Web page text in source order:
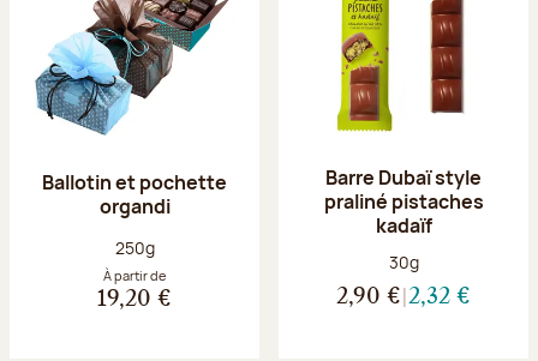
Ballotin et pochette
organdi
Poids net :
250g
À partir de
19,20 €
Barre Dubaï style
praliné pistaches
kadaïf
Poids net :
30g
2,90 € 2,32 €